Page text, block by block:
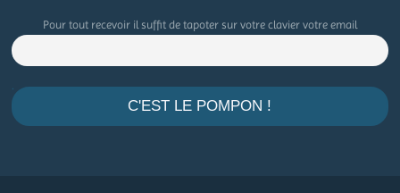
Pour tout recevoir il suffit de tapoter sur votre clavier votre email